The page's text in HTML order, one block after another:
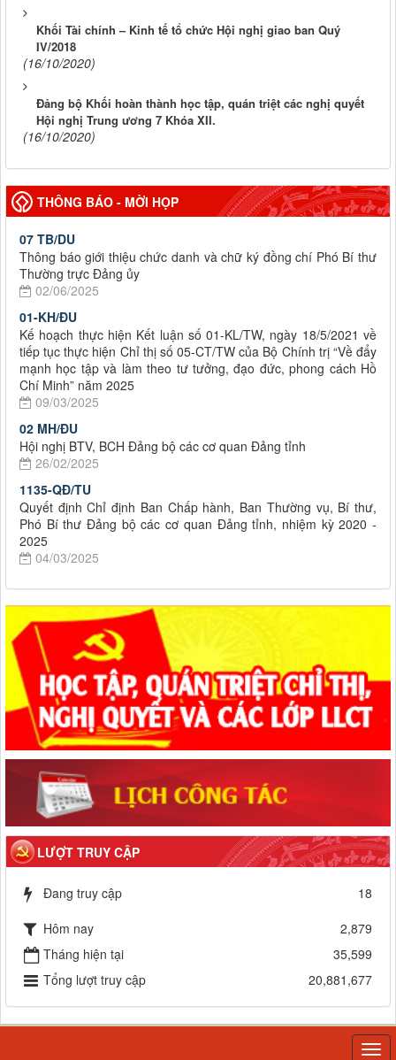
Khối Tài chính – Kinh tế tổ chức Hội nghị giao ban Quý
IV/2018
(16/10/2020)
Đảng bộ Khối hoàn thành học tập, quán triệt các nghị quyết
Hội nghị Trung ương 7 Khóa XII.
(16/10/2020)
THÔNG BÁO - MỜI HỌP
07 TB/DU
Thông báo giới thiệu chức danh và chữ ký đồng chí Phó Bí thư
Thường trực Đảng ủy
02/06/2025
01-KH/ĐU
Kế hoạch thực hiện Kết luận số 01-KL/TW, ngày 18/5/2021 về
tiếp tục thực hiện Chỉ thị số 05-CT/TW của Bộ Chính trị “Về đẩy
mạnh học tập và làm theo tư tưởng, đạo đức, phong cách Hồ
Chí Minh” năm 2025
09/03/2025
02 MH/ĐU
Hội nghị BTV, BCH Đảng bộ các cơ quan Đảng tỉnh
26/02/2025
1135-QĐ/TU
Quyết định Chỉ định Ban Chấp hành, Ban Thường vụ, Bí thư,
Phó Bí thư Đảng bộ các cơ quan Đảng tỉnh, nhiệm kỳ 2020 -
2025
04/03/2025
LƯỢT TRUY CẬP
Đang truy cập
18
Hôm nay
2,879
Tháng hiện tại
35,599
Tổng lượt truy cập
20,881,677